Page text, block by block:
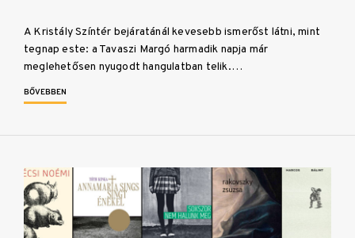
A Kristály Színtér bejáratánál kevesebb ismerőst látni, mint
tegnap este: a Tavaszi Margó harmadik napja már
meglehetősen nyugodt hangulatban telik.…
BŐVEBBEN